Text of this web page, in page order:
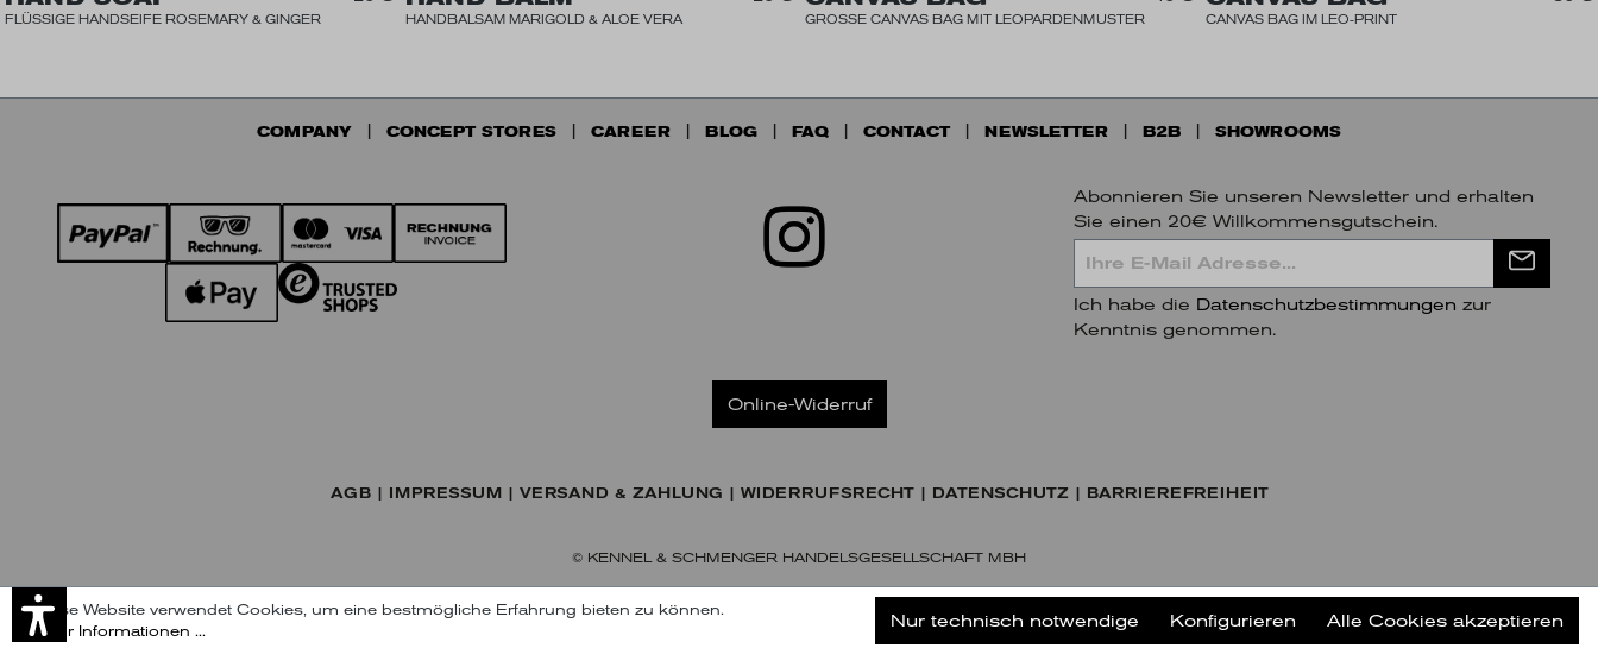
FLÜSSIGE HANDSEIFE ROSEMARY & GINGER HANDBALSAM MARIGOLD & ALOE VERA GROSSE CANVAS BAG MIT LEOPARDENMUSTER CANVAS BAG IM LEO-PRINT
COMPANY CONCEPT STORES CAREER BLOG FAQ CONTACT NEWSLETTER B2B SHOWROOMS
Abonnieren Sie unseren Newsletter und erhalten
Sie einen 20€ Willkommensgutschein.
Ich habe die Datenschutzbestimmungen zur
Kenntnis genommen.
Online-Widerruf
AGB IMPRESSUM VERSAND & ZAHLUNG WIDERRUFSRECHT DATENSCHUTZ BARRIEREFREIHEIT
© KENNEL & SCHMENGER HANDELSGESELLSCHAFT MBH
Jetzt unseren Newsletter abonnieren Abonnieren Später
Diese Website verwendet Cookies, um eine bestmögliche Erfahrung bieten zu können.
Mehr Informationen ...
Nur technisch notwendige Konfigurieren Alle Cookies akzeptieren